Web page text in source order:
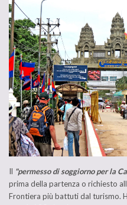
Il "permesso di soggiorno per la
prima della partenza o richiesto
Frontiera più battuti dal turismo.